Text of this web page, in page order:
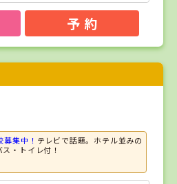
予 約
集中！ テレビで話題。ホテル並みの
・トイレ付！